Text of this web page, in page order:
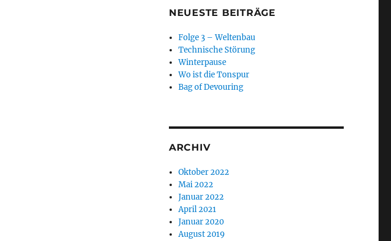
NEUESTE BEITRÄGE
Folge 3 – Weltenbau
Technische Störung
Winterpause
Wo ist die Tonspur
Bag of Devouring
ARCHIV
Oktober 2022
Mai 2022
Januar 2022
April 2021
Januar 2020
August 2019